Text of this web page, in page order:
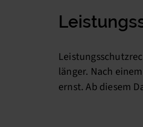
länger. Nach
ernst. Ab diesem